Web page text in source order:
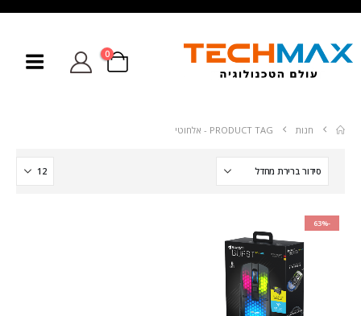
0
חנות PRODUCT TAG - אלחוטי
-63%